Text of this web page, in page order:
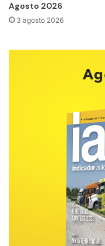
Agosto 2026
3 agosto 2026